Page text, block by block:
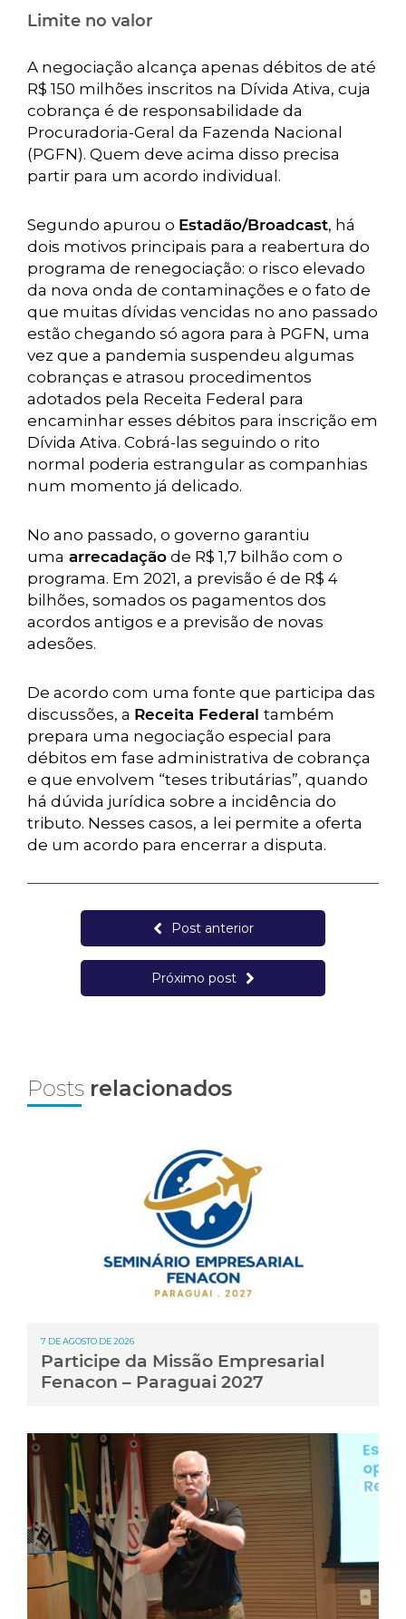
Limite no valor
A negociação alcança apenas débitos de até
R$ 150 milhões inscritos na Dívida Ativa, cuja
cobrança é de responsabilidade da
Procuradoria-Geral da Fazenda Nacional
(PGFN). Quem deve acima disso precisa
partir para um acordo individual.
Segundo apurou o Estadão/Broadcast, há
dois motivos principais para a reabertura do
programa de renegociação: o risco elevado
da nova onda de contaminações e o fato de
que muitas dívidas vencidas no ano passado
estão chegando só agora para à PGFN, uma
vez que a pandemia suspendeu algumas
cobranças e atrasou procedimentos
adotados pela Receita Federal para
encaminhar esses débitos para inscrição em
Dívida Ativa. Cobrá-las seguindo o rito
normal poderia estrangular as companhias
num momento já delicado.
No ano passado, o governo garantiu
uma arrecadação de R$ 1,7 bilhão com o
programa. Em 2021, a previsão é de R$ 4
bilhões, somados os pagamentos dos
acordos antigos e a previsão de novas
adesões.
De acordo com uma fonte que participa das
discussões, a Receita Federal também
prepara uma negociação especial para
débitos em fase administrativa de cobrança
e que envolvem “teses tributárias”, quando
há dúvida jurídica sobre a incidência do
tributo. Nesses casos, a lei permite a oferta
de um acordo para encerrar a disputa.
Post anterior
Próximo post
Posts relacionados
7 DE AGOSTO DE 2026
Participe da Missão Empresarial
Fenacon – Paraguai 2027